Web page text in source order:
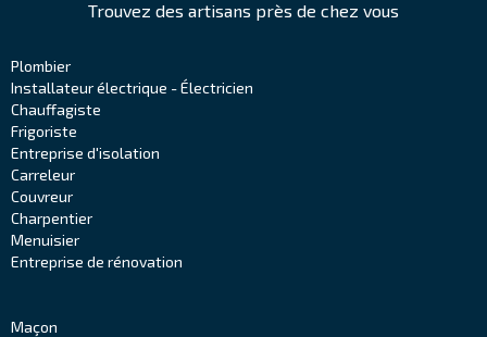
Trouvez des artisans près de chez vous
Plombier
Installateur électrique - Électricien
Chauffagiste
Frigoriste
Entreprise d'isolation
Carreleur
Couvreur
Charpentier
Menuisier
Entreprise de rénovation
Maçon